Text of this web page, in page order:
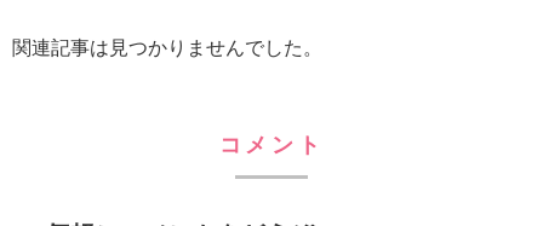
関連記事は見つかりませんでした。
コメント